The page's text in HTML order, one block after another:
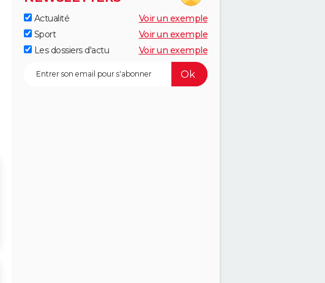
Actualité
Voir un exemple
Sport
Voir un exemple
Les dossiers d'actu
Voir un exemple